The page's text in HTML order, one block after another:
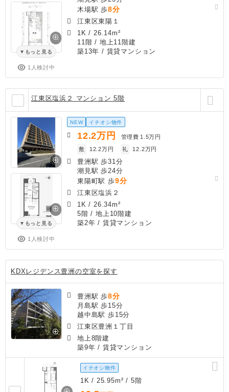
もっと見る
1人検討中
木場駅 歩8分
江東区東陽１
1K / 26.14m²
11階 / 地上11階建
築13年 / 賃貸マンション
江東区塩浜２ マンション 5階
もっと見る
1人検討中
NEW イチオシ物件
12.2万円 管理費 1.5万円
敷
12.2万円 礼 12.2万円
豊洲駅 歩31分
潮見駅 歩24分
東陽町駅 歩9分
江東区塩浜２
1K / 26.34m²
5階 / 地上10階建
築2年 / 賃貸マンション
KDXレジデンス豊洲の空室を探す
豊洲駅 歩8分
月島駅 歩15分
越中島駅 歩15分
江東区豊洲１丁目
地上8階建
築9年 / 賃貸マンション
イチオシ物件
1K / 25.95m² / 5階